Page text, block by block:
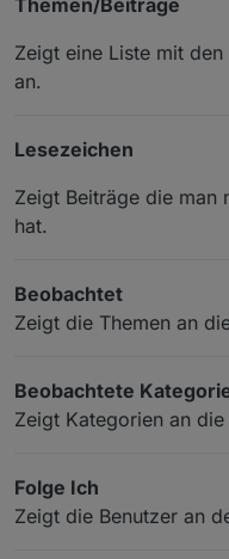
Themen/Beiträge
Zeigt eine Liste mit
an.
Lesezeichen
Zeigt Beiträge die man
hat.
Beobachtet
Zeigt die Themen an
Beobachtete
Zeigt Kategorien an
Folge Ich
Zeigt die Benutzer an